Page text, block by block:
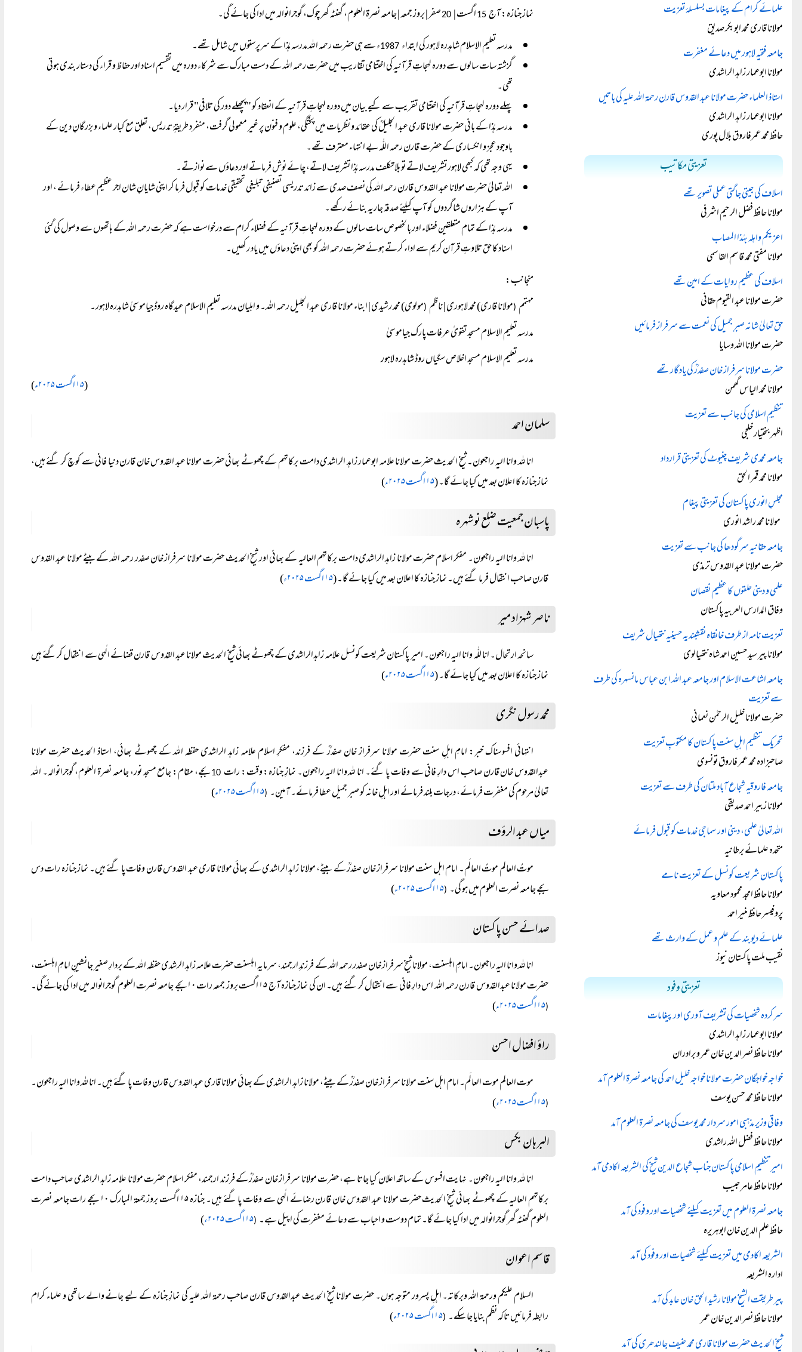
نماز جنازہ: آج
اگست |
صفر | بروز جمعہ | جامعہ نصرۃ العلوم، گھنٹہ گھر چوک، گوجرانوالہ میں ادا کی جائے گی۔
مدرسہ تعلیم الاسلام شاہدرہ لاہور کی ابتداء
ء سے ہی حضرت رحمہ اللہ مدرسہ ہٰذا کے سرپرستوں میں شامل تھے۔
گزشتہ سات سالوں سے دورہ لہجاتِ قرآنیہ کی اختتامی تقاریب میں حضرت رحمہ اللہ کے دست مبارک سے شرکاء دورہ میں تقسیم اسناد اور حفاظ و قراء کی دستار بندی ہوتی
تھی۔
پہلے دورہ لہجاتِ قرآنیہ کی اختتامی تقریب سے کیے بیان میں دورہ لہجاتِ قرآنیہ کے انعقاد کو "پچھلے دور کی تلافی" قرار دیا۔
مدرسہ ہٰذا کے بانی حضرت مولانا قاری عبد الجلیلؒ کی عقائد و نظریات میں پختگی، علوم و فنون پر غیر معمولی گرفت، منفرد طریقۂِ تدریس، تعلق مع کبار علماء و بزرگانِ دین کے
باوجود عجز و انکساری کے حضرت قارن رحمہ اللّٰہ بے انتہاء معترف تھے۔
یہی وجہ تھی کہ کبھی لاہور تشریف لاتے تو بلا تکلف مدرسہ ہٰذا تشریف لاتے، چائے نوش فرماتے اور دعاؤں سے نوازتے۔
اللہ تعالیٰ حضرت مولانا عبد القدوس قارن رحمہ اللہ کی نصف صدی سے زائد تدریسی تصنیفی تبلیغی تحقیقی خدمات کو قبول فرما کر اپنی شایانِ شان اجر عظیم عطاء فرمائے ، اور
آپ کے ہزاروں شاگردوں کو آپ کیلئے صدقہ جاریہ بنائے رکھے۔
مدرسہ ہٰذا کے تمام متعلقین فضلاء اور بالخصوص سات سالوں کے دورہ لہجاتِ قرآنیہ کے فضلاء کرام سے درخواست ہے کہ حضرت رحمہ اللہ کے ہاتھوں سے وصول کی گئی
اسناد کا حق تلاوتِ قرآن کریم سے اداء کرتے ہوئے حضرت رحمہ اللہ کو بھی اپنی دعاؤں میں یاد رکھیں۔
منجانب:
مہتمم (مولانا قاری) محمد لاہوری | ناظم (مولوی) محمد رشیدی | ابناء مولانا قاری عبد الجلیل رحمہ اللہ۔ و اہلیان مدرسہ تعلیم الاسلام عیدگاہ روڈ جیاموسیٰ شاہدرہ لاہور۔
مدرسہ تعلیم الاسلام مسجد تقویٰ عرفات پارک جیاموسیٰ
مدرسہ تعلیم الاسلام مسجد اخلاص سگیاں روڈ شاہدرہ لاہور
(۱۵ اگست ۲۰۲۵ء )
سلمان احمد
انا للہ وانا الیہ راجعون۔ شیخ الحدیث حضرت مولانا علامہ ابوعمار زاہد الراشدی دامت برکاتہم کے چھوٹے بھائی حضرت مولانا عبد القدوس خان قارن دنیا فانی سے کوچ کر گئے ہیں،
نماز جنازہ کا اعلان بعد میں کیا جائے گا۔(۱۵ اگست ۲۰۲۵ء )
پاسبان جمعیت ضلع نوشہرہ
انا للہ وانا الیہ راجعون۔ مفکر اسلام حضرت مولانا زاہد الراشدی دامت برکاتہم العالیہ کے بھائی اور شیخ الحدیث حضرت مولانا سرفراز خان صفدر رحمہ اللہ کے بیٹے مولانا عبد القدوس
قارن صاحب انتقال فرما گئے ہیں۔ نماز جنازہ کا اعلان بعد میں کیا جائے گا۔(۱۵ اگست ۲۰۲۵ء )
ناصر شہزاد میر
سانحہ ارتحال۔ انا للّٰہ وانا الیہ راجعون۔ امیر پاکستان شریعت کونسل علامہ زاہدالراشدی کے چھوٹے بھائی شیخ الحدیث مولانا عبد القدوس قارن قضائے الٰہی سے انتقال کر گئے ہیں
نماز جنازہ کا اعلان بعد میں کیا جائے گا۔(۱۵ اگست ۲۰۲۵ء )
محمد رسول نگری
انتہائی افسوسناک خبر: امامِ اہلِ سنت حضرت مولانا سرفراز خان صفدرؒ کے فرزند، مفکرِ اسلام علامہ زاہد الراشدی حفظہ اللہ کے چھوٹے بھائی، استاذ الحدیث حضرت مولانا
عبدالقدوس خان قارن صاحب اس دارِ فانی سے وفات پا گئے۔ انا للہ وانا الیہ راجعون۔ نمازِ جنازہ: وقت: رات 10
بجے، مقام: جامع مسجد نور، جامعہ نصرۃ العلوم، گوجرانوالہ۔ اللہ
تعالیٰ مرحوم کی مغفرت فرمائے، درجات بلند فرمائے اور اہلِ خانہ کو صبر جمیل عطا فرمائے۔ آمین۔ (۱۵ اگست ۲۰۲۵ء )
میاں عبد الرؤف
موتُ العالم موتُ العالَم۔ امام اہل سنت مولانا سرفراز خان صفدرؒ کے بیٹے، مولانا زاہد الراشدی کے بھائی مولانا قاری عبد القدوس قارن وفات پا گئے ہیں۔ نماز جنازہ رات دس
بجے جامعہ نصرت العلوم میں ہو گی۔ (۱۵ اگست ۲۰۲۵ء )
صدائے حسن پاکستان
انا للہ وانا الیہ راجعون۔ امامِ اہلسنت، مولانا شیخ سرفراز خان صفدر رحمہ اللہ کے فرزندِ ارجمند، سرمایہِ اہلسنت حضرت علامہ زاہد الرشدی حفظہ اللہ کے بردارِ صغیر جانشینِ امامِ اہلسنت،
حضرت مولانا عبدالقدوس قارن رحمہ اللہ اس دارِ فانی سے انتقال کر گئے ہیں۔ ان کی نماز جنازہ آج ۱۵ اگست بروز جمعہ رات ۱۰ بجے جامعہ نصرت العلوم گوجرانوالہ میں ادا کی جائے گی۔
(۱۵ اگست ۲۰۲۵ء )
راؤ افضال احسن
موت العالِم موت العالَم۔ امام اہل سنت مولانا سرفراز خان صفدرؒ کے بیٹے، مولانا زاہد الراشدی کے بھائی مولانا قاری عبد القدوس قارن وفات پا گئے ہیں۔ انا للہ وانا الیہ راجعون۔
(۱۵ اگست ۲۰۲۵ء )
البرہان بکس
انا للہ وانا الیہ راجعون۔ نہایت افسوس کے ساتھ اعلان کیا جاتا ہے، حضرت مولانا سرفراز خان صفدرؒ کے فرزند ارجمند، مفکر اسلام حضرت مولانا علامہ زاہد الراشدی صاحب دامت
برکاتہم العالیہ کے چھوٹے بھائی شیخ الحدیث حضرت مولانا عبد القدوس خان قارن رضائے الٰہی سے وفات پا گئے ہیں۔ جنازہ ۱۵ اگست بروز جمعۃ المبارک ۱۰ بجے رات جامعہ نصرت
العلوم گھنٹہ گھر گوجرانوالہ میں ادا کیا جائے گا۔ تمام دوست و احباب سے دعائے مغفرت کی اپیل ہے۔ (۱۵ اگست ۲۰۲۵ء )
قاسم اعوان
السلام علیکم ورحمۃ اللہ وبرکاتہ۔ اہلِ پسرور متوجہ ہوں۔ حضرت مولانا شیخ الحدیث عبدالقدوس قارن صاحب رحمۃ اللہ علیہ کی نمازِ جنازہ کے لیے جانے والے ساتھی و علماء کرام
رابطہ فرمائیں تاکہ نظم بنایا جا سکے۔ (۱۵ اگست ۲۰۲۵ء )
علمائے کرام کے پیغامات بسلسلۂ تعزیت
مولانا قاری محمد ابوبکر صدیق
جامعہ فتحیہ لاہور میں دعائے مغفرت
مولانا ابوعمار زاہد الراشدی
استاذ العلماء حضرت مولانا عبد القدوس قارن رحمۃ اللہ علیہ کی باتیں
مولانا ابوعمار زاہد الراشدی
حافظ محمد عمرفاروق بلال پوری
تعزیتی مکاتیب
اسلاف کی جیتی جاگتی عملی تصویر تھے
مولانا حافظ فضل الرحیم اشرفی
اعزيكم واهله بهٰذا المصاب
مولانا مفتی محمد قاسم القاسمی
اسلاف کی عظیم روایات کے امین تھے
حضرت مولانا عبد القیوم حقانی
حق تعالیٰ شانہ صبرِ جمیل کی نعمت سے سرفراز فرمائیں
حضرت مولانا اللہ وسایا
حضرت مولانا سرفراز خان صفدرؒ کی یادگار تھے
مولانا محمد الیاس گھمن
تنظیمِ اسلامی کی جانب سے تعزیت
اظہر بختیار خلجی
جامعہ محمدی شریف چنیوٹ کی تعزیتی قرارداد
مولانا محمد قمر الحق
مجلسِ انوری پاکستان کی تعزیتی پیغام
مولانا محمد راشد انوری
جامعہ حقانیہ سرگودھا کی جانب سے تعزیت
حضرت مولانا عبد القدوس ترمذی
علمی و دینی حلقوں کا عظیم نقصان
وفاق المدارس العربیہ پاکستان
تعزیت نامہ از طرف خانقاہ نقشبندیہ حسینیہ نتھیال شریف
مولانا پیر سید حسین احمد شاہ نتھیالوی
جامعہ اشاعت الاسلام اور جامعہ عبد اللہ ابن عباس مانسہرہ کی طرف
سے تعزیت
حضرت مولانا خلیل الرحمٰن نعمانی
تحریک تنظیم اہلِ سنت پاکستان کا مکتوبِ تعزیت
صاحبزادہ محمد عمر فاروق تونسوی
جامعہ فاروقیہ شجاع آباد ملتان کی طرف سے تعزیت
مولانا زبیر احمد صدیقی
اللہ تعالیٰ علمی، دینی اور سماجی خدمات کو قبول فرمائے
متحدہ علمائے برطانیہ
پاکستان شریعت کونسل کے تعزیت نامے
مولانا حافظ امجد محمود معاویہ
پروفیسر حافظ منیر احمد
علمائے دیوبند کے علم و عمل کے وارث تھے
نقیب ملت پاکستان نیوز
تعزیتی وفود
سرکردہ شخصیات کی تشریف آوری اور پیغامات
مولانا ابوعمار زاہد الراشدی
مولانا حافظ نصر الدین خان عمر و برادران
خواجہ خواجگان حضرت مولانا خواجہ خلیل احمد کی جامعہ نصرۃ العلوم آمد
مولانا حافظ محمد حسن یوسف
وفاقی وزیر مذہبی امور سردار محمد یوسف کی جامعہ نصرۃ العلوم آمد
مولانا حافظ فضل اللہ راشدی
امیرتنظیمِ اسلامی پاکستان جناب شجاع الدین شیخ کی الشریعہ اکادمی آمد
مولانا حافظ عامر حبیب
جامعہ نصرۃ العلوم میں تعزیت کیلئے شخصیات اور وفود کی آمد
حافظ علم الدین خان ابوہریرہ
الشریعہ اکادمی میں تعزیت کیلئے شخصیات اور وفود کی آمد
ادارہ الشریعہ
پیر طریقت الشیخ مولانا رشید الحق خان عابد کی آمد
مولانا حافظ نصر الدین خان عمر
شیخ الحدیث حضرت مولانا قاری محمد حنیف جالندھری کی آمد